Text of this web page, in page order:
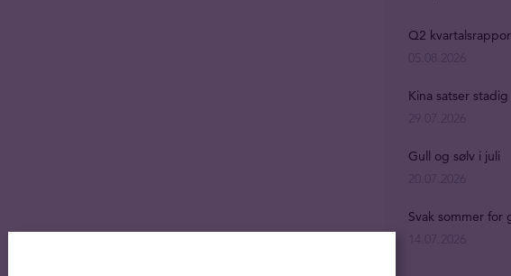
Q2
Kina satser
Gull og sølv i juli
Svak sommer for